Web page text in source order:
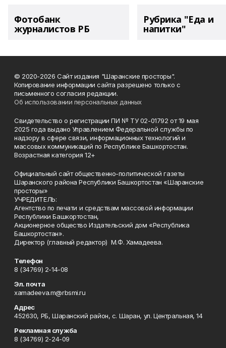
Фотобанк
журналистов РБ
Рубрика "Еда и
напитки"
© 2020-2026 Сайт издания "Шаранские просторы".
Копирование информации сайта разрешено только с
письменного согласия редакции.
Об использовании персональных данных
Свидетельство о регистрации ПИ № ТУ 02-01792 от 19 мая
2025 года выдано Управлением Федеральной службы по
надзору в сфере связи, информационных технологий и
массовых коммуникаций по Республике Башкортостан.
Возрастная категория 12+
Официальный сайт общественно-политической газеты
Шаранского района Республики Башкортостан «Шаранские
просторы»
УЧРЕДИТЕЛЬ:
Агентство по печати и средствам массовой информации
Республики Башкортостан,
Акционерное общество Издательский дом «Республика
Башкортостан».
Директор (главный редактор) М.Ф. Хамадеева.
Телефон
8 (34769) 2-14-08
Эл. почта
xamadeeva.m@rbsmi.ru
Адрес
452630, РБ, Шаранский район, с. Шаран, ул. Центральная, 14
Рекламная служба
8 (34769) 2-24-09